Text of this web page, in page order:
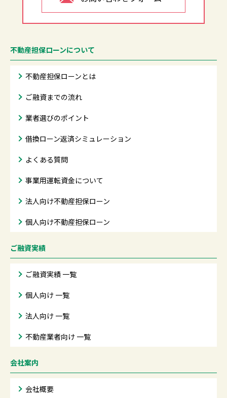
不動産担保ローンについて
不動産担保ローンとは
ご融資までの流れ
業者選びのポイント
借換ローン返済シミュレーション
よくある質問
事業用運転資金について
法人向け不動産担保ローン
個人向け不動産担保ローン
ご融資実績
ご融資実績 一覧
個人向け 一覧
法人向け 一覧
不動産業者向け 一覧
会社案内
会社概要